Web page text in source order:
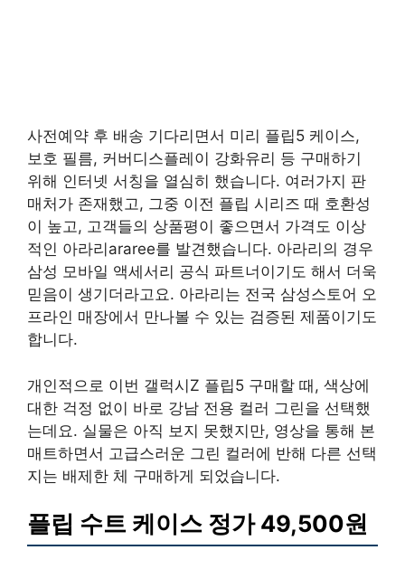
사전예약 후 배송 기다리면서 미리 플립5 케이스,
보호 필름, 커버디스플레이 강화유리 등 구매하기
위해 인터넷 서칭을 열심히 했습니다. 여러가지 판
매처가 존재했고, 그중 이전 플립 시리즈 때 호환성
이 높고, 고객들의 상품평이 좋으면서 가격도 이상
적인 아라리araree를 발견했습니다. 아라리의 경우
삼성 모바일 액세서리 공식 파트너이기도 해서 더욱
믿음이 생기더라고요. 아라리는 전국 삼성스토어 오
프라인 매장에서 만나볼 수 있는 검증된 제품이기도
합니다.
개인적으로 이번 갤럭시Z 플립5 구매할 때, 색상에
대한 걱정 없이 바로 강남 전용 컬러 그린을 선택했
는데요. 실물은 아직 보지 못했지만, 영상을 통해 본
매트하면서 고급스러운 그린 컬러에 반해 다른 선택
지는 배제한 체 구매하게 되었습니다.
플립 수트 케이스 정가 49,500원